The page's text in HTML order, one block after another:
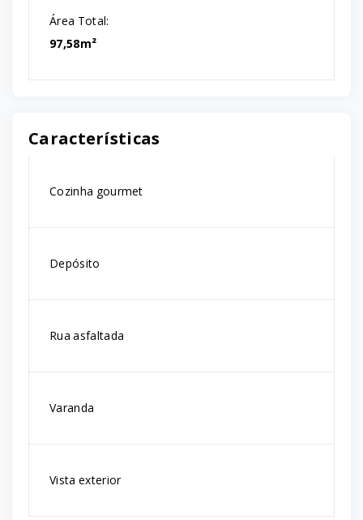
Área Total:
97,58m²
Características
Cozinha gourmet
Depósito
Rua asfaltada
Varanda
Vista exterior